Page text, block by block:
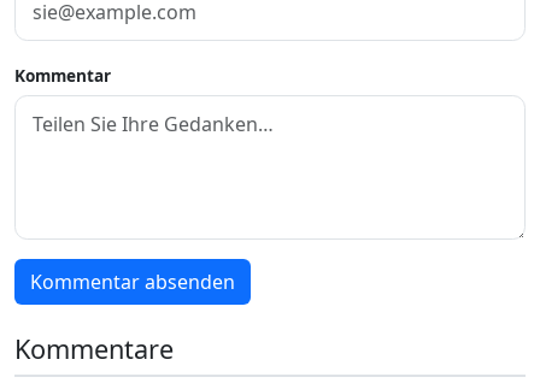
Kommentar
Kommentar absenden
Kommentare